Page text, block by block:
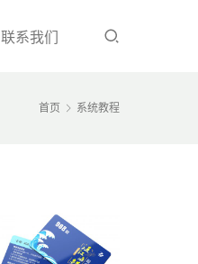
联系我们
首页 系统教程